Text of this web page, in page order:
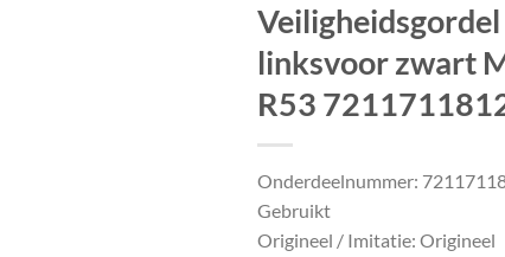
Veiligheidsgordel
linksvoor zwart
R53
Onderdeelnummer:
Gebruikt
Origineel / Imitatie: Origineel